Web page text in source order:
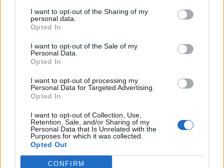
I want to opt-out of the Sharing of my
personal data.
Opted In
I want to opt-out of the Sale of my
Personal Data.
Opted In
I want to opt-out of processing my
Personal Data for Targeted Advertising.
Opted In
I want to opt-out of Collection, Use,
Retention, Sale, and/or Sharing of my
Personal Data that Is Unrelated with the
Purposes for which it was collected.
Opted Out
CONFIRM
Ajax - Vojvodina
Vaart en Sylvie Meis door de jaren heen
Zoveel staat er financieel op het spel voor Ajax
en FC Twente in Europa
Ronald de Boer noemt Reiziger als bondscoach:
"Kampioen met Jong Ajax"
Heitinga niet langer alleen: Argentijn schrijft
geschiedenis met rode kaart in WK-finale